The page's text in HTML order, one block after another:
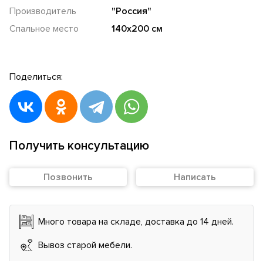
Производитель
"Россия"
Спальное место
140х200 см
Поделиться:
Получить консультацию
Позвонить Написать
Много товара на складе, доставка до 14 дней.
Вывоз старой мебели.